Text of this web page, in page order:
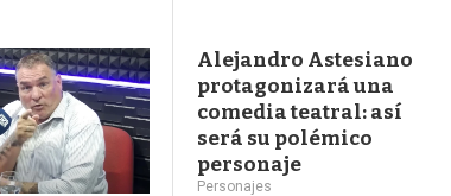
Alejandro Astesiano
protagonizará una
comedia teatral: así
será su polémico
personaje
Personajes